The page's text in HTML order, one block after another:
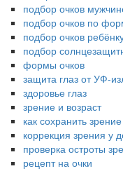
подбор очков
подбор очков по
подбор очков
подбор
формы очков
защита глаз от УФ-
здоровье глаз
зрение и возраст
как сохранить зрение
коррекция зрения у
проверка остроты
рецепт на очки